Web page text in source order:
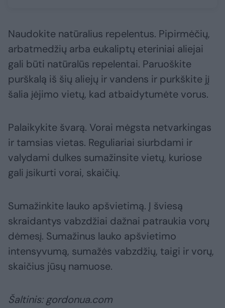
Naudokite natūralius repelentus. Pipirmėčių,
arbatmedžių arba eukaliptų eteriniai aliejai
gali būti natūralūs repelentai. Paruoškite
purškalą iš šių aliejų ir vandens ir purkškite jį
šalia įėjimo vietų, kad atbaidytumėte vorus.
Palaikykite švarą. Vorai mėgsta netvarkingas
ir tamsias vietas. Reguliariai siurbdami ir
valydami dulkes sumažinsite vietų, kuriose
gali įsikurti vorai, skaičių.
Sumažinkite lauko apšvietimą. Į šviesą
skraidantys vabzdžiai dažnai patraukia vorų
dėmesį. Sumažinus lauko apšvietimo
intensyvumą, sumažės vabzdžių, taigi ir vorų,
skaičius jūsų namuose.
Šaltinis: gordonua.com